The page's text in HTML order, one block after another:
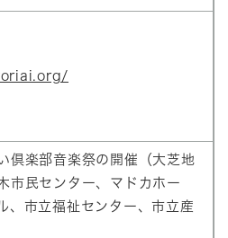
倶楽部音楽祭の開催（大芝地
市民センター、マドカホー
、市立福祉センター、市立産